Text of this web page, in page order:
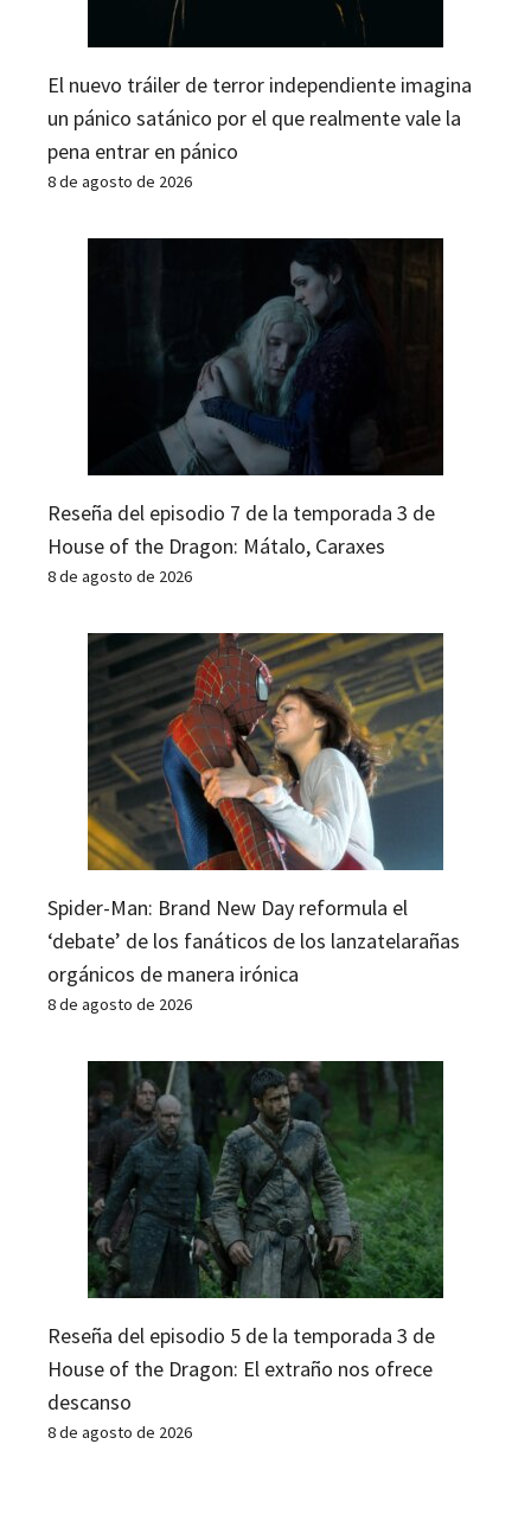
El nuevo tráiler de terror independiente imagina
un pánico satánico por el que realmente vale la
pena entrar en pánico
8 de agosto de 2026
Reseña del episodio 7 de la temporada 3 de
House of the Dragon: Mátalo, Caraxes
8 de agosto de 2026
Spider-Man: Brand New Day reformula el
‘debate’ de los fanáticos de los lanzatelarañas
orgánicos de manera irónica
8 de agosto de 2026
Reseña del episodio 5 de la temporada 3 de
House of the Dragon: El extraño nos ofrece
descanso
8 de agosto de 2026